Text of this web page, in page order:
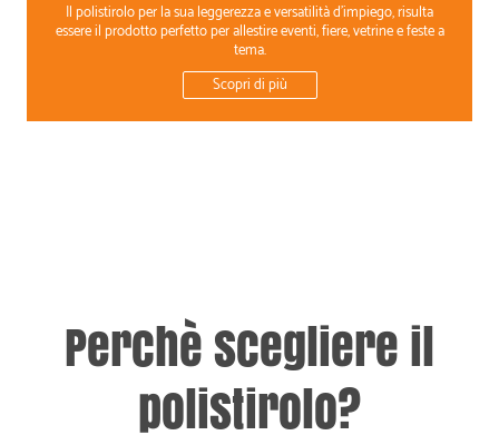
Il polistirolo per la sua leggerezza e versatilità d'impiego, risulta
essere il prodotto perfetto per allestire eventi, fiere, vetrine e feste a
tema.
Scopri di più
Perchè scegliere il
polistirolo?